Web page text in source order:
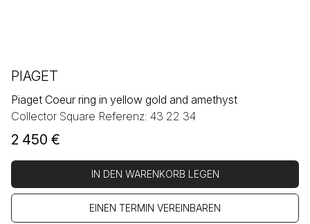
PIAGET
Piaget Coeur ring in yellow gold and amethyst
Collector Square Referenz: 43 22 34
2 450 €
IN DEN WARENKORB LEGEN
EINEN TERMIN VEREINBAREN